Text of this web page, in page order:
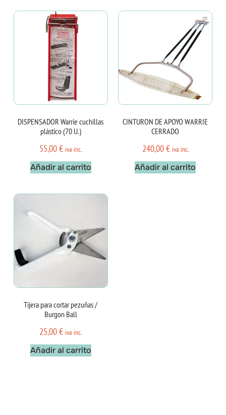
DISPENSADOR Warrie cuchillas
plástico (70 U.)
55,00€ iva inc.
Añadir al carrito
CINTURON DE APOYO WARRIE
CERRADO
240,00€ iva inc.
Añadir al carrito
Tijera para cortar pezuñas /
Burgon Ball
25,00€ iva inc.
Añadir al carrito